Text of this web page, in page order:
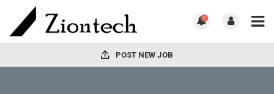
0
POST NEW JOB